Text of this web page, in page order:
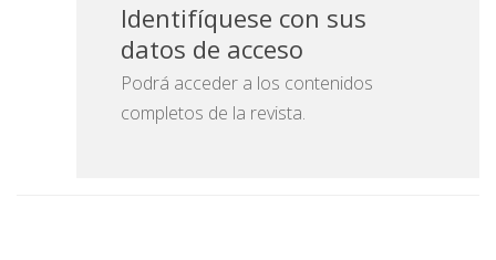
Identifíquese con sus
datos de acceso
Podrá acceder a los contenidos
completos de la revista.